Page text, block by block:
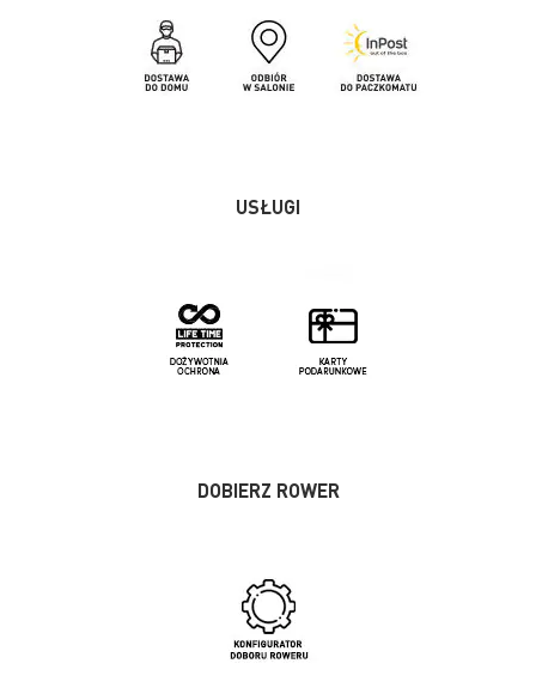
USŁUGI
DOBIERZ ROWER